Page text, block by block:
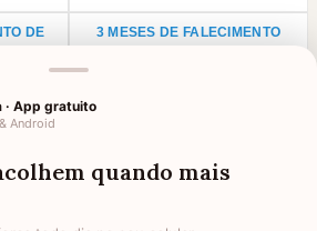
DE
3 MESES DE FALECIMENTO
PAI
LUTO POR UMA CRIANÇA
· App gratuito
Android
quando mais